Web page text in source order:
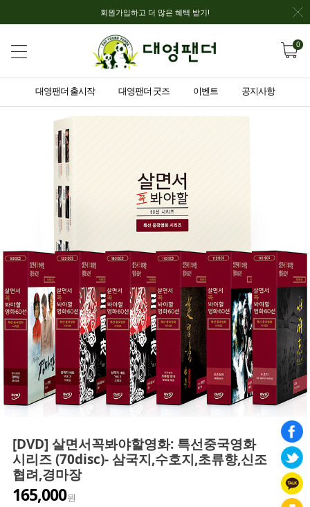
회원가입하고 더 많은 혜택 받기!
0
대영팬더 출시작 대영팬더 굿즈 이벤트 공지사항
[DVD] 살면서꼭봐야할영화: 특선중국영화
시리즈 (70disc)- 삼국지,수호지,초류향,신조
협려,경마장
165,000원